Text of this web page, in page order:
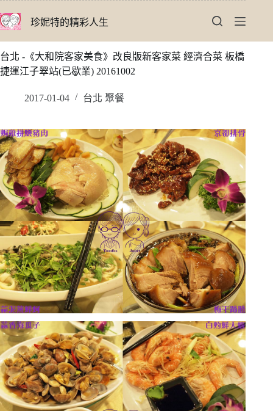
至
要
內
珍妮特的精彩人生
台北 -《大和院客家美食》改良版新客家菜 經濟合菜 板橋
捷運江子翠站(已歇業) 20161002
2017-01-04 台北 聚餐